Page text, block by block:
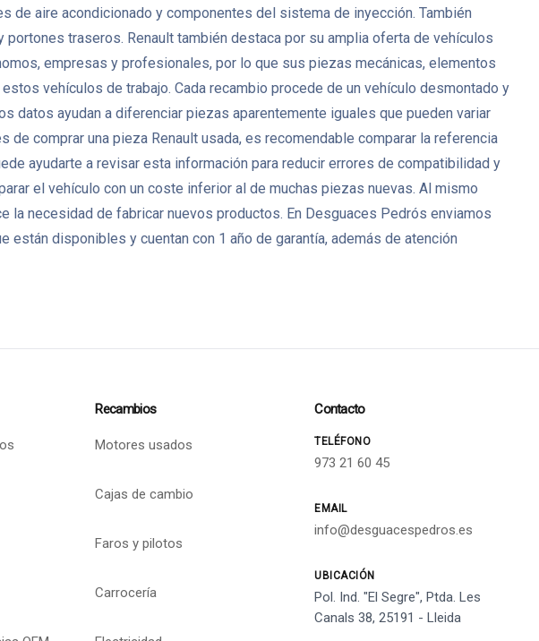
de aire acondicionado y componentes del sistema de inyección. También
traseros. Renault también destaca por su amplia oferta de vehículos
empresas y profesionales, por lo que sus piezas mecánicas, elementos
vehículos de trabajo. Cada recambio procede de un vehículo desmontado y
ayudan a diferenciar piezas aparentemente iguales que pueden variar
comprar una pieza Renault usada, es recomendable comparar la referencia
ayudarte a revisar esta información para reducir errores de compatibilidad y
el vehículo con un coste inferior al de muchas piezas nuevas. Al mismo
necesidad de fabricar nuevos productos. En Desguaces Pedrós enviamos
disponibles y cuentan con 1 año de garantía, además de atención
Recambios
Motores usados
Cajas de cambio
Faros y pilotos
Carrocería
Contacto
TELÉFONO
973 21 60 45
EMAIL
info@desguacespedros.es
UBICACIÓN
Pol. Ind. "El Segre", Ptda. Les
Canals 38, 25191 - Lleida